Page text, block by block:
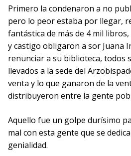
Primero la condenaron a no
pero lo peor estaba por llegar,
fantástica de más de 4 mil
y castigo obligaron a sor Juana
renunciar a su biblioteca, todos
llevados a la sede del
venta y lo que ganaron de la
distribuyeron entre la gente
Aquello fue un golpe durísimo
mal con esta gente que se
genialidad.